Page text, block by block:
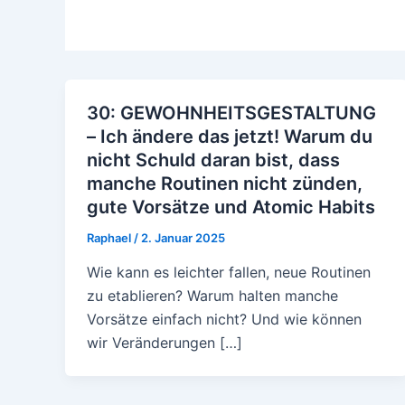
30: GEWOHNHEITSGESTALTUNG
– Ich ändere das jetzt! Warum du
nicht Schuld daran bist, dass
manche Routinen nicht zünden,
gute Vorsätze und Atomic Habits
Raphael / 2. Januar 2025
Wie kann es leichter fallen, neue Routinen
zu etablieren? Warum halten manche
Vorsätze einfach nicht? Und wie können
wir Veränderungen […]